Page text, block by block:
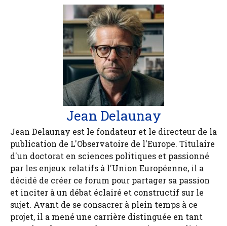
Jean Delaunay
Jean Delaunay est le fondateur et le directeur de la
publication de L'Observatoire de l'Europe. Titulaire
d'un doctorat en sciences politiques et passionné
par les enjeux relatifs à l'Union Européenne, il a
décidé de créer ce forum pour partager sa passion
et inciter à un débat éclairé et constructif sur le
sujet. Avant de se consacrer à plein temps à ce
projet, il a mené une carrière distinguée en tant